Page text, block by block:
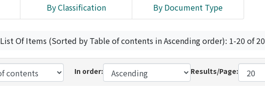
By Classification By Document Type
List Of Items (Sorted by Table of contents in Ascending order): 1-20 of 20
In order: Results/Page: